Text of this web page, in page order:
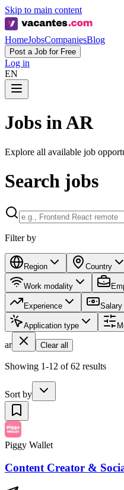
Skip to main content
HomeJobsCompaniesBlog
Post a Job for Free
Log in
EN
Jobs in AR
Explore all available job
Search jobs
Filter by
Region Country
Work modality
Experience Salary
Application type
ar Clear all
Showing 1-12 of 62 results
Sort by
Piggy Wallet
Content Creator &